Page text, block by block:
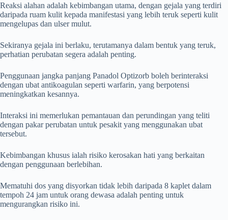
Reaksi alahan adalah kebimbangan utama, dengan gejala yang terdiri
daripada ruam kulit kepada manifestasi yang lebih teruk seperti kulit
mengelupas dan ulser mulut.
Sekiranya gejala ini berlaku, terutamanya dalam bentuk yang teruk,
perhatian perubatan segera adalah penting.
Penggunaan jangka panjang Panadol Optizorb boleh berinteraksi
dengan ubat antikoagulan seperti warfarin, yang berpotensi
meningkatkan kesannya.
Interaksi ini memerlukan pemantauan dan perundingan yang teliti
dengan pakar perubatan untuk pesakit yang menggunakan ubat
tersebut.
Kebimbangan khusus ialah risiko kerosakan hati yang berkaitan
dengan penggunaan berlebihan.
Mematuhi dos yang disyorkan tidak lebih daripada 8 kaplet dalam
tempoh 24 jam untuk orang dewasa adalah penting untuk
mengurangkan risiko ini.